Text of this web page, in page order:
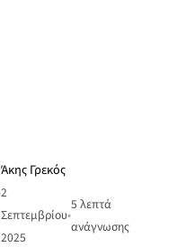
Άκης Γρεκός
2
Σεπτεμβρίου
2025
•
5 λεπτά
ανάγνωσης